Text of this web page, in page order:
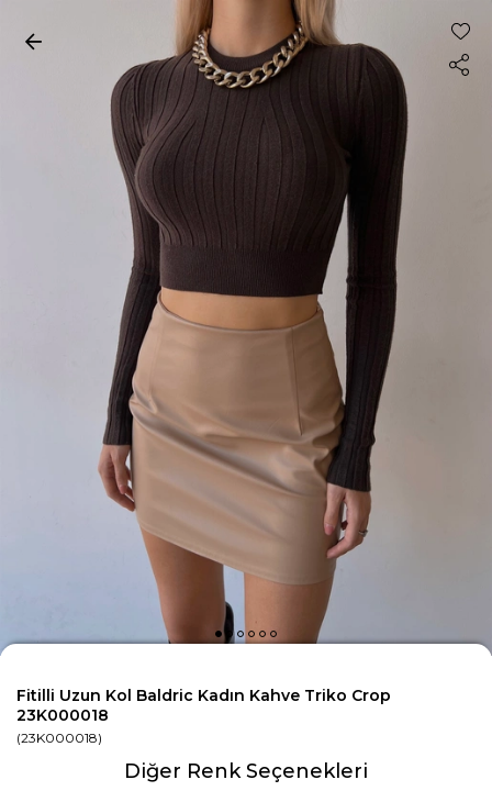
Fitilli Uzun Kol Baldric Kadın Kahve Triko Crop
23K000018
(23K000018)
Diğer Renk Seçenekleri